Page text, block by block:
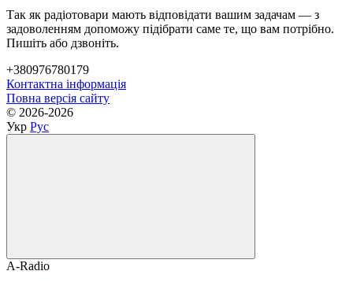
Так як радіотовари мають відповідати вашим задачам — з
задоволенням допоможу підібрати саме те, що вам потрібно.
Пишіть або дзвоніть.
+380976780179
Контактна інформація
Повна версія сайту
© 2026-2026
Укр Рус
A-Radio